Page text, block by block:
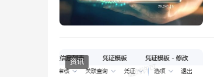
资讯